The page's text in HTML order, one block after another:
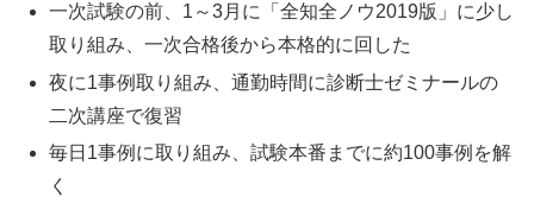
一次試験の前、1～3月に「全知全ノウ2019版」に少し
取り組み、一次合格後から本格的に回した
夜に1事例取り組み、通勤時間に診断士ゼミナールの
二次講座で復習
毎日1事例に取り組み、試験本番までに約100事例を解
く